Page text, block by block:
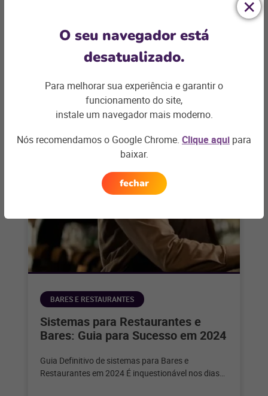
BARES E RESTAURANTES
Primeiros passos para abrir um
Abrir um restaurante é um sonho para muitos
empreendedores apaixonados pela culinária e pelo
serviço de alimentação. Considerando que,
BARES E RESTAURANTES
Sistemas para Restaurantes e
Bares: Guia para Sucesso em 2024
Guia Definitivo de sistemas para Bares e
Restaurantes em 2024 É inquestionável nos dias
O seu navegador está
desatualizado.
Para melhorar sua experiência e garantir o
funcionamento do site,
instale um navegador mais moderno.
Nós recomendamos o Google Chrome. Clique aqui para
baixar.
fechar